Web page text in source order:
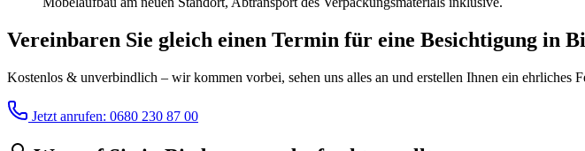
Vereinbaren Sie gleich einen Termin für eine Besichtigung in
Kostenlos & unverbindlich – wir kommen vorbei, sehen uns alles an und erstellen Ihnen ein ehrliches
Jetzt anrufen: 0680 230 87 00